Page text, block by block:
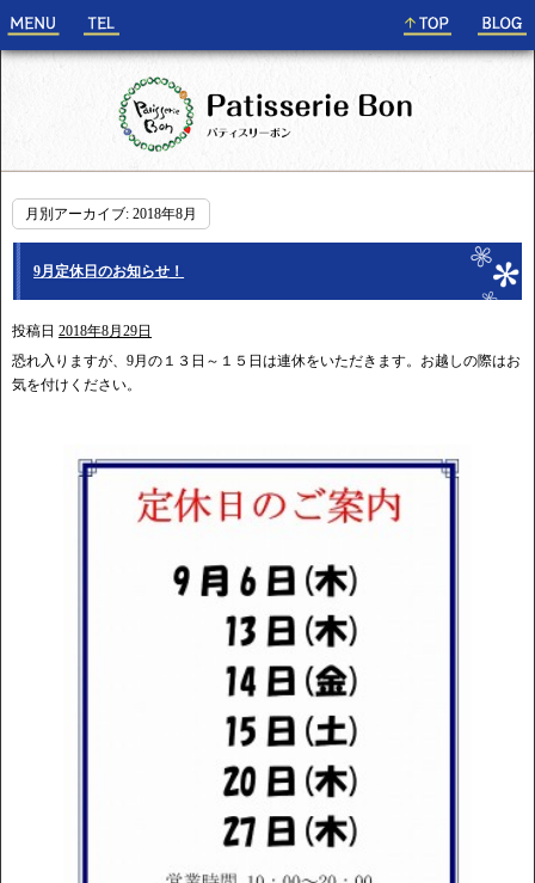
月別アーカイブ: 2018年8月
9月定休日のお知らせ！
投稿日 2018年8月29日
恐れ入りますが、9月の１３日～１５日は連休をいただきます。お越しの際はお
気を付けください。